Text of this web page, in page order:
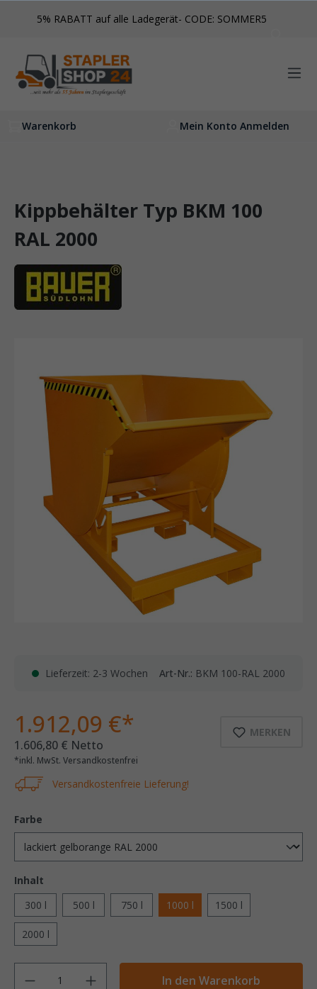
springen
5% RABATT auf alle Ladegerät- CODE: SOMMER5
Mein Konto Anmelden
Warenkorb
Kippbehälter Typ BKM 100
RAL 2000
Lieferzeit: 2-3 Wochen Art-Nr.: BKM 100-RAL 2000
MERKEN
1.912,09 €*
1.606,80 € Netto
*inkl. MwSt. Versandkostenfrei
Versandkostenfreie Lieferung!
Farbe
Inhalt
300 l
500 l 750 l 1000 l 1500 l
2000 l
Anzahl
In den Warenkorb